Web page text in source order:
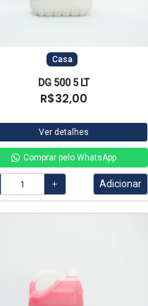
Casa
DG 500 5 LT
R$32,00
Ver detalhes
Comprar pelo WhatsApp
Adicionar